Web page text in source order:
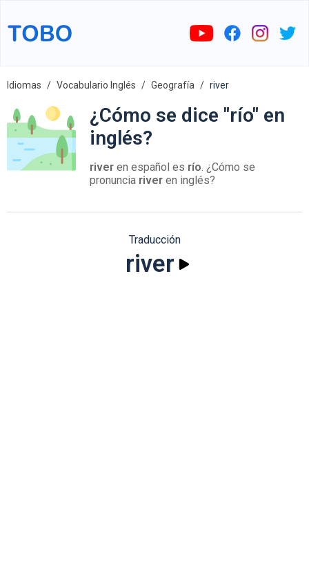
Idiomas Vocabulario Inglés Geografía river
¿Cómo se dice "río" en
inglés?
river en español es río. ¿Cómo se
pronuncia river en inglés?
Traducción
river